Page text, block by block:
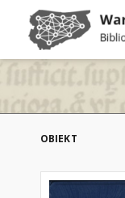
OBIEKT